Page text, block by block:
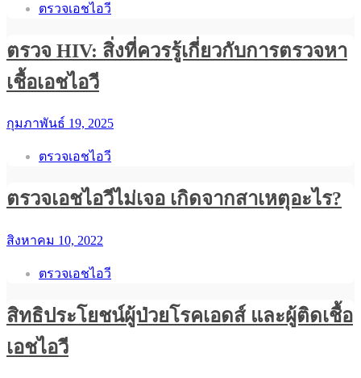
ตรวจเอชไอวี
ตรวจ HIV: สิ่งที่ควรรู้เกี่ยวกับการตรวจหา
เชื้อเอชไอวี
กุมภาพันธ์ 19, 2025
ตรวจเอชไอวี
ตรวจเอชไอวีไม่เจอ เกิดจากสาเหตุอะไร?
สิงหาคม 10, 2022
ตรวจเอชไอวี
สิทธิประโยชน์ผู้ป่วยโรคเอดส์ และผู้ติดเชื้อ
เอชไอวี